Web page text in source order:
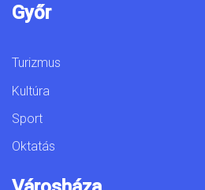
Győr
Turizmus
Kultúra
Sport
Oktatás